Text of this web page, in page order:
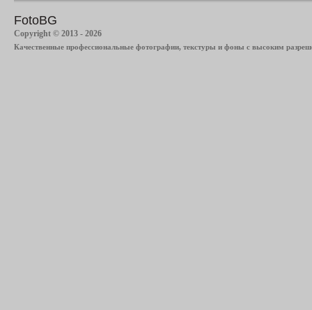
FotoBG
Copyright © 2013 - 2026
Качественные профессиональные фотографии, текстуры и фоны с высоким